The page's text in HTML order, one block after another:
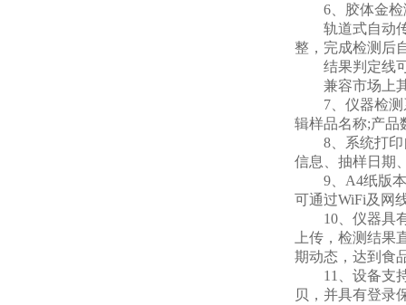
6、胶体金检
轨道式自动传
整，完成检测后
结果判定线可
兼容市场上其
7、仪器检测系
辑样品名称;产品
8、系统打印自
信息、抽样日期
9、A4纸版本
可通过WiFi及网
10、仪器具有
上传，检测结
期动态，达到食
11、设备支持
贝，并具有登录